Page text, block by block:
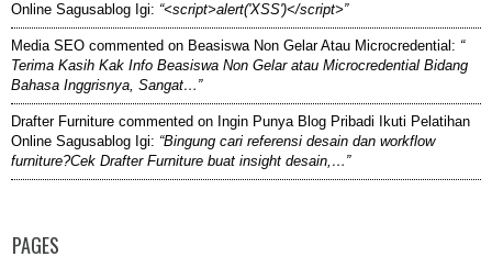
Online Sagusablog Igi: “<script>alert('XSS')</script>”
Media SEO commented on Beasiswa Non Gelar Atau Microcredential : “
Terima Kasih Kak Info Beasiswa Non Gelar atau Microcredential Bidang
Bahasa Inggrisnya, Sangat…”
Drafter Furniture commented on Ingin Punya Blog Pribadi Ikuti Pelatihan
Online Sagusablog Igi: “Bingung cari referensi desain dan workflow
furniture?Cek Drafter Furniture buat insight desain,…”
PAGES